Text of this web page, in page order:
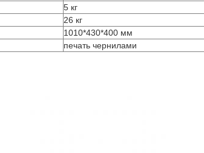
5 кг
26 кг
1010*430*400 мм
печать чернилами